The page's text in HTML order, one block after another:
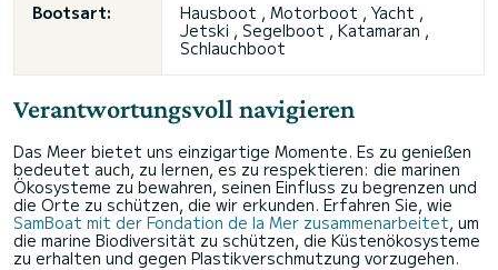
Bootsart:
Hausboot , Motorboot , Yacht ,
Jetski , Segelboot , Katamaran ,
Schlauchboot
Verantwortungsvoll navigieren
Das Meer bietet uns einzigartige Momente. Es zu genießen
bedeutet auch, zu lernen, es zu respektieren: die marinen
Ökosysteme zu bewahren, seinen Einfluss zu begrenzen und
die Orte zu schützen, die wir erkunden. Erfahren Sie, wie
SamBoat mit der Fondation de la Mer zusammenarbeitet, um
die marine Biodiversität zu schützen, die Küstenökosysteme
zu erhalten und gegen Plastikverschmutzung vorzugehen.